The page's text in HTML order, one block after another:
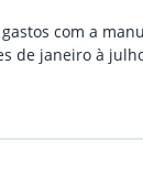
com a
de janeiro à